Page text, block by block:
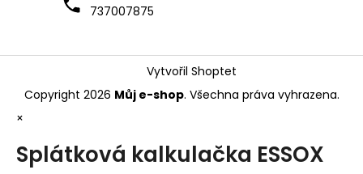
737007875
Vytvořil Shoptet
Copyright 2026 Můj e-shop. Všechna práva vyhrazena.
×
Splátková kalkulačka ESSOX